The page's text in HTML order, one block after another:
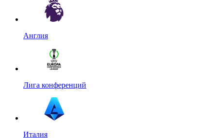
Англия
Лига конференций
Италия